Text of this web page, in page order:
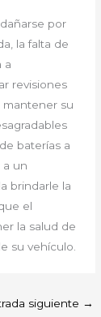
por
la falta de
a
revisiones
mantener su
baterías a
a un
brindarle la
el
la salud de
su vehículo.
siguiente →